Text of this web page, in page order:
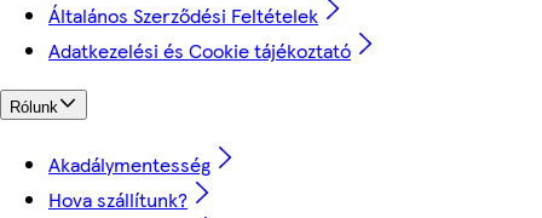
Általános Szerződési Feltételek
Adatkezelési és Cookie tájékoztató
Rólunk
Akadálymentesség
Hova szállítunk?